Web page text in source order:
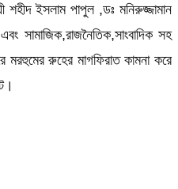
শহীদ ইসলাম পাপুল ,ডঃ মনিরুজ্জামান
সামাজিক,রাজনৈতিক,সাংবাদিক সহ
রুহের মাগফিরাত কামনা করে